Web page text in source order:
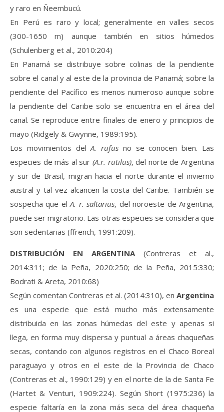
y raro en Ñeembucú.
En Perú es raro y local; generalmente en valles secos
(300-1650 m) aunque también en sitios húmedos
(Schulenberg et al., 2010:204)
En Panamá se distribuye sobre colinas de la pendiente
sobre el canal y al este de la provincia de Panamá; sobre la
pendiente del Pacífico es menos numeroso aunque sobre
la pendiente del Caribe solo se encuentra en el área del
canal. Se reproduce entre finales de enero y principios de
mayo (Ridgely & Gwynne, 1989:195).
Los movimientos delA. rufus no se conocen bien. Las
especies de más al sur (A.r. rutilus), del norte de Argentina
y sur de Brasil, migran hacia el norte durante el invierno
austral y tal vez alcancen la costa del Caribe. También se
sospecha que elA. r. saltarius, del noroeste de Argentina,
puede ser migratorio. Las otras especies se considera que
son sedentarias (ffrench, 1991:209).
DISTRIBUCIÓN EN ARGENTINA (Contreras et al.,
2014:311; de la Peña, 2020:250; de la Peña, 2015:330;
Bodrati & Areta, 2010:68)
Según comentan Contreras et al. (2014:310), en Argentina
es una especie que está mucho más extensamente
distribuida en las zonas húmedas del este y apenas si
llega, en forma muy dispersa y puntual a áreas chaqueñas
secas, contando con algunos registros en el Chaco Boreal
paraguayo y otros en el este de la Provincia de Chaco
(Contreras et al., 1990:129) y en el norte de la de Santa Fe
(Hartet & Venturi, 1909:224). Según Short (1975:236) la
especie faltaría en la zona más seca del área chaqueña